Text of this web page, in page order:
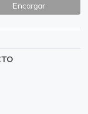
Encargar